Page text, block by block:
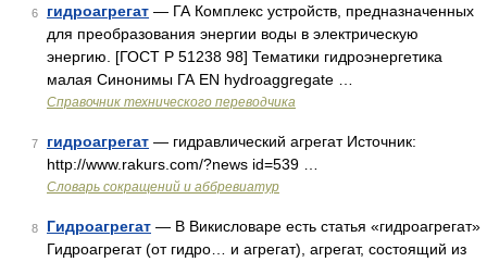
6 гидроагрегат — ГА Комплекс устройств, предназначенных
для преобразования энергии воды в электрическую
энергию. [ГОСТ Р 51238 98] Тематики гидроэнергетика
малая Синонимы ГА EN hydroaggregate …
Справочник технического переводчика
7 гидроагрегат — гидравлический агрегат Источник:
http://www.rakurs.com/?news id=539 …
Словарь сокращений и аббревиатур
8 Гидроагрегат — В Викисловаре есть статья «гидроагрегат»
Гидроагрегат (от гидро… и агрегат), агрегат, состоящий из